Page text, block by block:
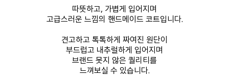
따뜻하고, 가볍게 입어지며
고급스러운 느낌의 핸드메이드 코트입니다.
견고하고 톡톡하게 짜여진 원단이
부드럽고 내추럴하게 입어지며
브랜드 못지 않은 퀄리티를
느껴보실 수 있습니다.